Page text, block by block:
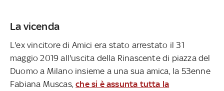
La vicenda
L'ex vincitore di Amici era stato arrestato il 31
maggio 2019 all'uscita della Rinascente di piazza del
Duomo a Milano insieme a una sua amica, la 53enne
Fabiana Muscas,che si è assunta tutta la